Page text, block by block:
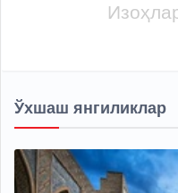
Ўхшаш янгиликлар